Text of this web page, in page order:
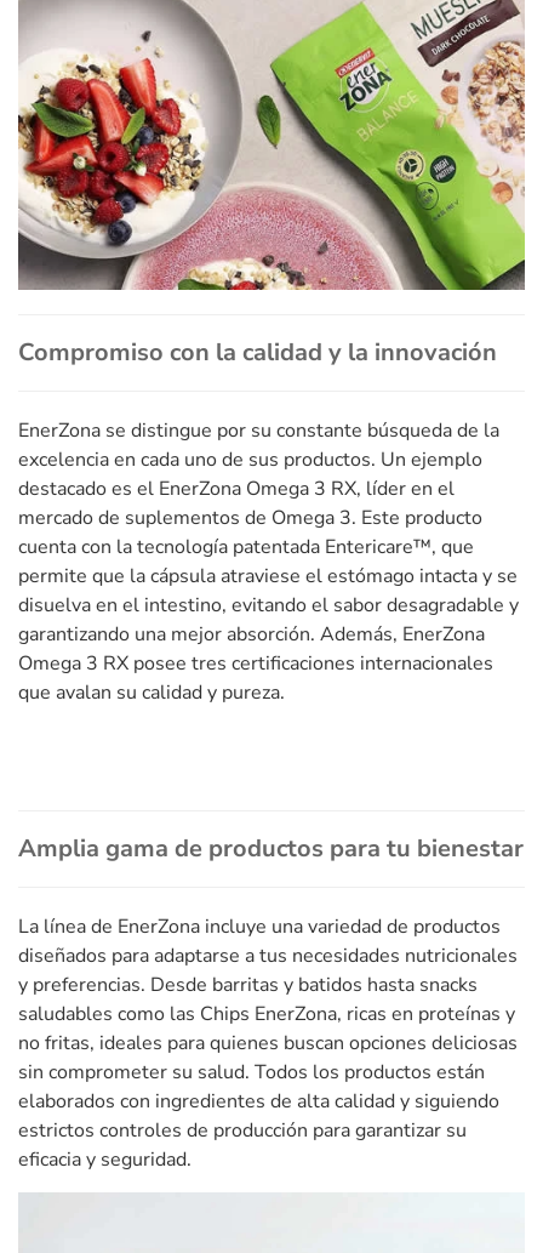
Compromiso con la calidad y la innovación
EnerZona se distingue por su constante búsqueda de la
excelencia en cada uno de sus productos. Un ejemplo
destacado es el EnerZona Omega 3 RX, líder en el
mercado de suplementos de Omega 3. Este producto
cuenta con la tecnología patentada Entericare™, que
permite que la cápsula atraviese el estómago intacta y se
disuelva en el intestino, evitando el sabor desagradable y
garantizando una mejor absorción. Además, EnerZona
Omega 3 RX posee tres certificaciones internacionales
que avalan su calidad y pureza.
Amplia gama de productos para tu bienestar
La línea de EnerZona incluye una variedad de productos
diseñados para adaptarse a tus necesidades nutricionales
y preferencias. Desde barritas y batidos hasta snacks
saludables como las Chips EnerZona, ricas en proteínas y
no fritas, ideales para quienes buscan opciones deliciosas
sin comprometer su salud. Todos los productos están
elaborados con ingredientes de alta calidad y siguiendo
estrictos controles de producción para garantizar su
eficacia y seguridad.